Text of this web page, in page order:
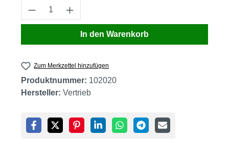
Produkt Anzahl: Gib den gewünschten
In den Warenkorb
Zum Merkzettel hinzufügen
Produktnummer: 102020
Hersteller: Vertrieb